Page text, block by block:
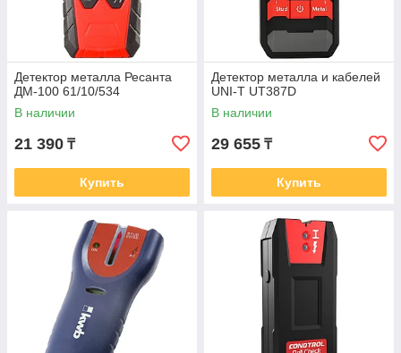
Детектор металла Ресанта
ДМ-100 61/10/534
В наличии
21 390 ₸
Купить
Детектор металла и кабелей
UNI-T UT387D
В наличии
29 655 ₸
Купить